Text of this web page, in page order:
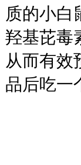
质的小白
羟基芘毒
从而有效
品后吃一